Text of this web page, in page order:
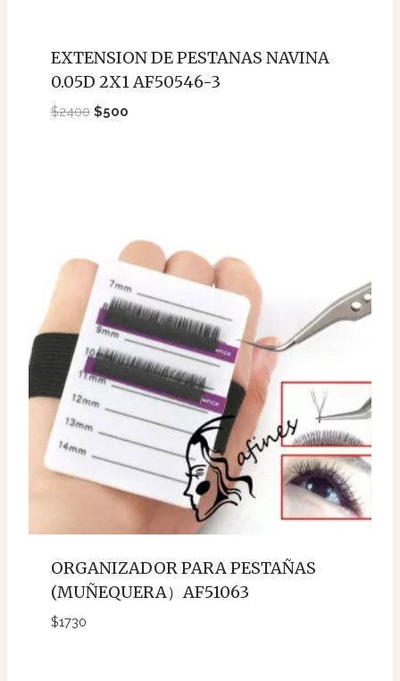
EXTENSION DE PESTANAS NAVINA
0.05D 2X1 AF50546-3
$2400 El
$500El
ORGANIZADOR PARA PESTAÑAS
(MUÑEQUERA）AF51063
$1730